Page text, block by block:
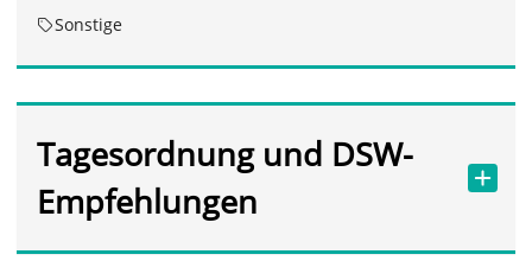
Sonstige
Tagesordnung und DSW-
Empfehlungen